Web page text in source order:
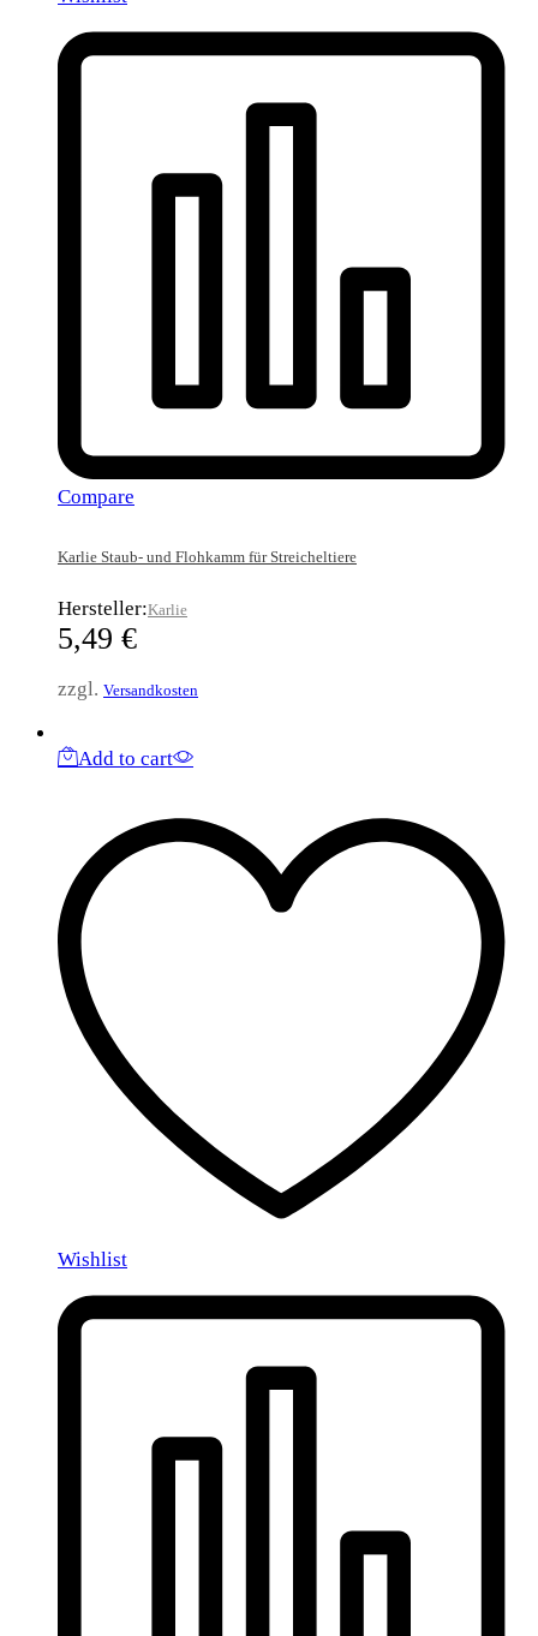
Compare
Karlie Staub- und Flohkamm für Streicheltiere
Hersteller:Karlie
5,49 €
zzgl. Versandkosten
Add to cart
Wishlist